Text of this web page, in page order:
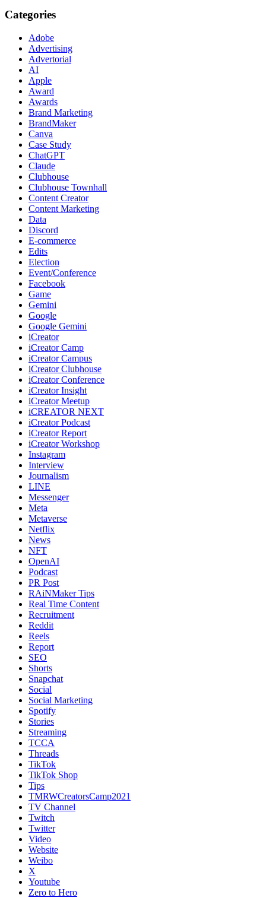
Categories
Adobe
Advertising
Advertorial
AI
Apple
Award
Awards
Brand Marketing
BrandMaker
Canva
Case Study
ChatGPT
Claude
Clubhouse
Clubhouse Townhall
Content Creator
Content Marketing
Data
Discord
E-commerce
Edits
Election
Event/Conference
Facebook
Game
Gemini
Google
Google Gemini
iCreator
iCreator Camp
iCreator Campus
iCreator Clubhouse
iCreator Conference
iCreator Insight
iCreator Meetup
iCREATOR NEXT
iCreator Podcast
iCreator Report
iCreator Workshop
Instagram
Interview
Journalism
LINE
Messenger
Meta
Metaverse
Netflix
News
NFT
OpenAI
Podcast
PR Post
RAiNMaker Tips
Real Time Content
Recruitment
Reddit
Reels
Report
SEO
Shorts
Snapchat
Social
Social Marketing
Spotify
Stories
Streaming
TCCA
Threads
TikTok
TikTok Shop
Tips
TMRWCreatorsCamp2021
TV Channel
Twitch
Twitter
Video
Website
Weibo
X
Youtube
Zero to Hero